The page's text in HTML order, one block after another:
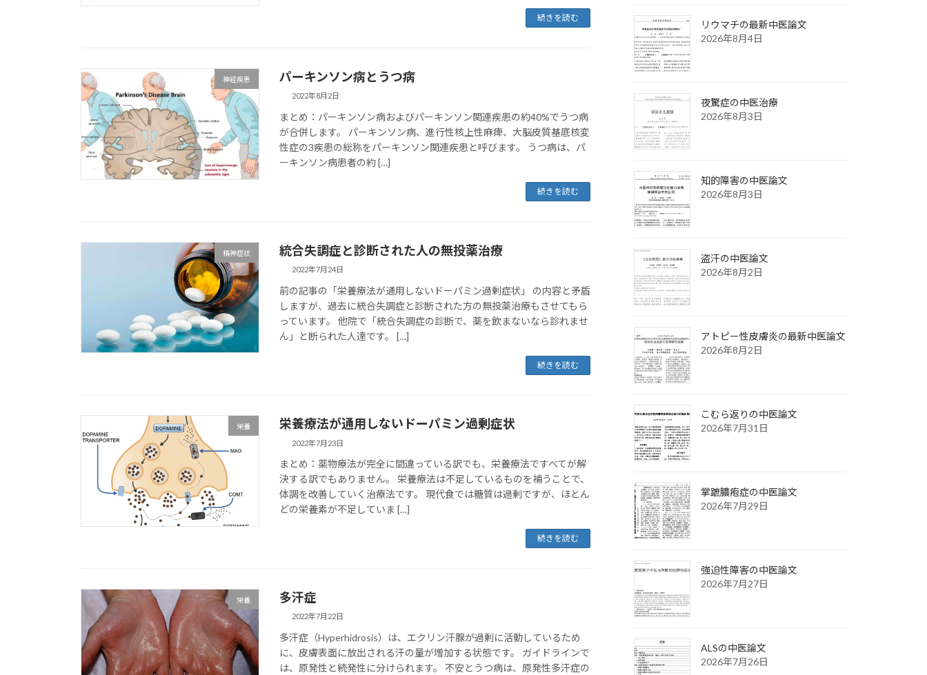
続きを読む
神経疾患 パーキンソン病とうつ病
2022年8月2日
まとめ：パーキンソン病およびパーキンソン関連疾患の約40%でうつ病
が合併します。 パーキンソン病、進行性核上性麻痺、大脳皮質基底核変
性症の3疾患の総称をパーキンソン関連疾患と呼びます。 うつ病は、パ
ーキンソン病患者の約 […]
続きを読む
精神症状 統合失調症と診断された人の無投薬治療
2022年7月24日
前の記事の「栄養療法が通用しないドーパミン過剰症状」 の内容と矛盾
しますが、過去に統合失調症と診断された方の無投薬治療もさせてもら
っています。 他院で「統合失調症の診断で、薬を飲まないなら診れませ
ん」と断られた人達です。 […]
続きを読む
栄養 栄養療法が通用しないドーパミン過剰症状
2022年7月23日
まとめ：薬物療法が完全に間違っている訳でも、栄養療法ですべてが解
決する訳でもありません。 栄養療法は不足しているものを補うことで、
体調を改善していく治療法です。 現代食では糖質は過剰ですが、ほとん
どの栄養素が不足していま […]
続きを読む
栄養 多汗症
2022年7月22日
多汗症（Hyperhidrosis）は、エクリン汗腺が過剰に活動しているため
に、皮膚表面に放出される汗の量が増加する状態です。 ガイドラインで
は、原発性と続発性に分けられます。 不安とうつ病は、原発性多汗症の
リウマチの最新中医論文
2026年8月4日
夜驚症の中医治療
2026年8月3日
知的障害の中医論文
2026年8月3日
盗汗の中医論文
2026年8月2日
アトピー性皮膚炎の最新中医論文
2026年8月2日
こむら返りの中医論文
2026年7月31日
掌蹠膿疱症の中医論文
2026年7月29日
強迫性障害の中医論文
2026年7月27日
ALSの中医論文
2026年7月26日